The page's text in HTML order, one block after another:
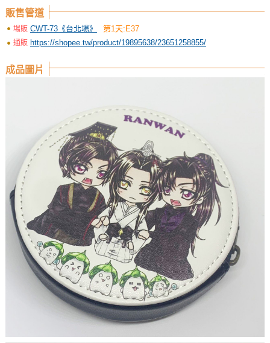
販售管道
場販 CWT-73《台北場》 第1天:E37
通販 https://shopee.tw/product/19895638/23651258855/
成品圖片